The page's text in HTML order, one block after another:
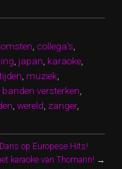
collega's
japan karaoke
muziek
versterken
wereld zanger,
op Europese Hits!
karaoke van Thomann! →